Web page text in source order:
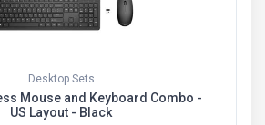
Desktop Sets
Mouse and Keyboard Combo -
US Layout - Black